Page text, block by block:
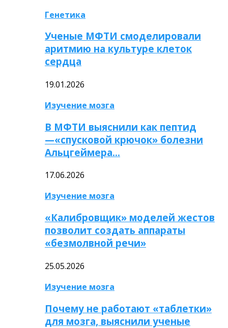
Генетика
Ученые МФТИ смоделировали
аритмию на культуре клеток
сердца
19.01.2026
Изучение мозга
В МФТИ выяснили как пептид
—«спусковой крючок» болезни
Альцгеймера…
17.06.2026
Изучение мозга
«Калибровщик» моделей жестов
позволит создать аппараты
«безмолвной речи»
25.05.2026
Изучение мозга
Почему не работают «таблетки»
для мозга, выяснили ученые